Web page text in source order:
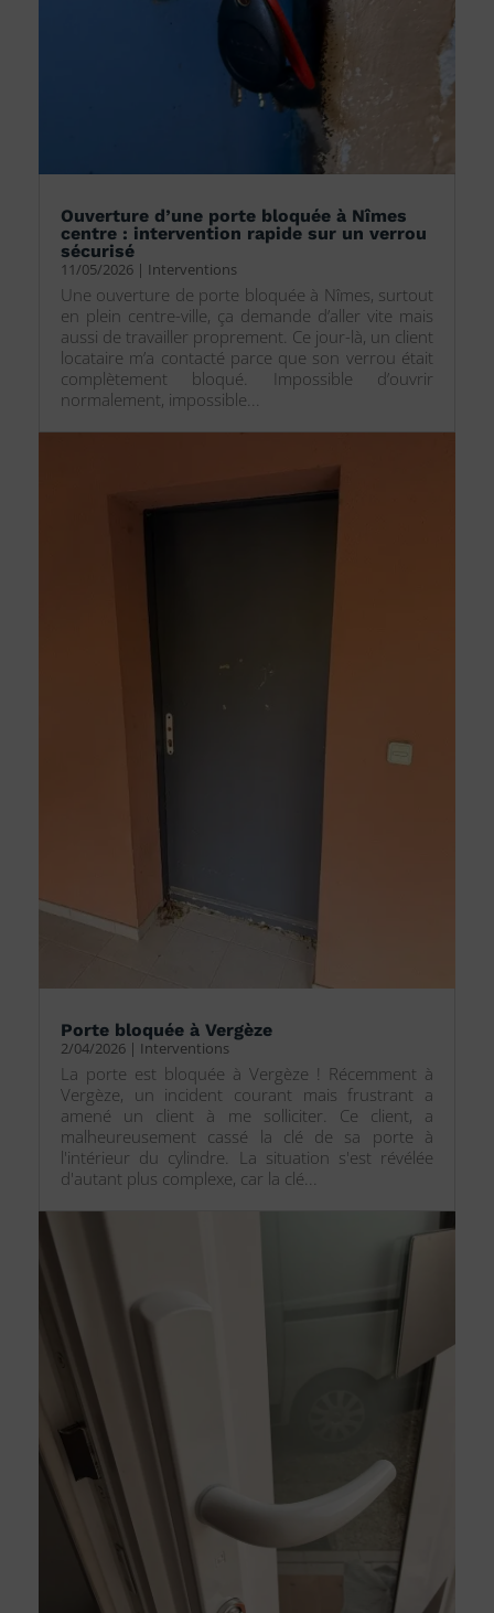
Ouverture d’une porte bloquée à Nîmes
centre : intervention rapide sur un verrou
sécurisé
11/05/2026 | Interventions
Une ouverture de porte bloquée à Nîmes, surtout
en plein centre-ville, ça demande d’aller vite mais
aussi de travailler proprement. Ce jour-là, un client
locataire m’a contacté parce que son verrou était
complètement bloqué. Impossible d’ouvrir
normalement, impossible...
Porte bloquée à Vergèze
2/04/2026 | Interventions
La porte est bloquée à Vergèze ! Récemment à
Vergèze, un incident courant mais frustrant a
amené un client à me solliciter. Ce client, a
malheureusement cassé la clé de sa porte à
l'intérieur du cylindre. La situation s'est révélée
d'autant plus complexe, car la clé...